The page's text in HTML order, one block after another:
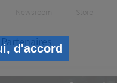
d'accord
Newsroom Store
Partenaires